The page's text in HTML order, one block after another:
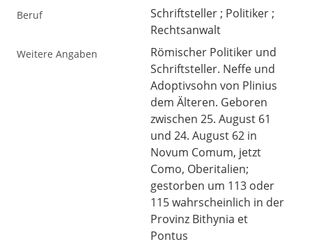
Noch keine Suchworte
Beruf
Schriftsteller ; Politiker ;
Rechtsanwalt
Weitere Angaben
Römischer Politiker und
Schriftsteller. Neffe und
Adoptivsohn von Plinius
dem Älteren. Geboren
zwischen 25. August 61
und 24. August 62 in
Novum Comum, jetzt
Como, Oberitalien;
gestorben um 113 oder
115 wahrscheinlich in der
Provinz Bithynia et
Pontus